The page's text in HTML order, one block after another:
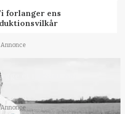
forlanger ens
Annonce
et røgslør om
Annonce